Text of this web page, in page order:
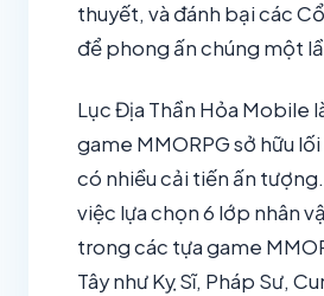
thuyết, và đánh bại các
để phong ấn chúng một
Lục Địa Thần Hỏa Mobile
game MMORPG sở hữu
có nhiều cải tiến ấn
việc lựa chọn 6 lớp nhân
trong các tựa game
Tây như Kỵ Sĩ, Pháp Sư,